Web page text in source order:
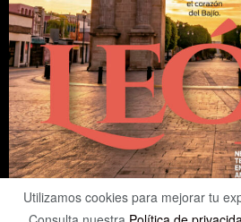
Utilizamos cookies para mejorar tu